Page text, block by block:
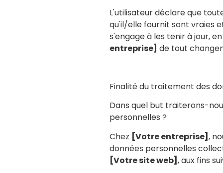
L'utilisateur déclare que
qu'il/elle fournit sont vraies
s'engage à les tenir à jour,
entreprise] de tout
Finalité du traitement des
Dans quel but traiterons-
personnelles ?
Chez [Votre entreprise] ,
données personnelles
[Votre site web] , aux fins